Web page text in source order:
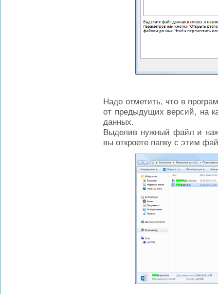
Надо отметить, что в
от предыдущих версий, на
данных.
Выделив нужный файл и
вы откроете папку с этим